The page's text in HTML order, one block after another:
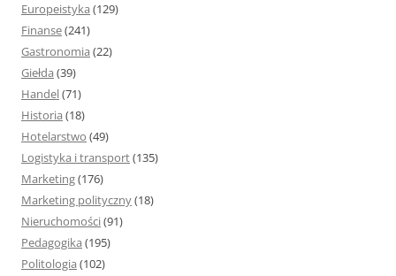
Europeistyka (129)
Finanse(241)
Gastronomia (22)
Giełda (39)
Handel(71)
Historia (18)
Hotelarstwo (49)
Logistyka i transport(135)
Marketing(176)
Marketing polityczny(18)
Nieruchomości(91)
Pedagogika (195)
Politologia (102)